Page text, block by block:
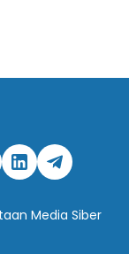
Media Siber